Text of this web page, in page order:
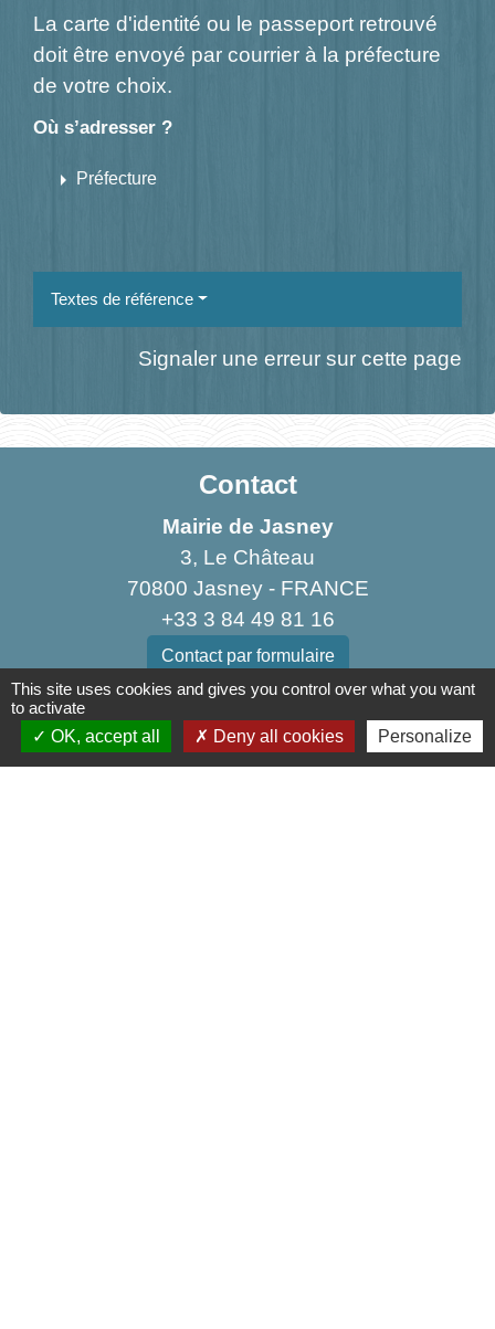
La carte d'identité ou le passeport retrouvé
doit être envoyé par courrier à la préfecture
de votre choix.
Où s’adresser ?
arrow_right Préfecture
Textes de référence
Signaler une erreur sur cette page
Contact
Mairie de Jasney
3, Le Château
70800 Jasney - FRANCE
+33 3 84 49 81 16
Contact par formulaire
This site uses cookies and gives you control over what you want
to activate
OK, accept all
Deny all cookies Personalize